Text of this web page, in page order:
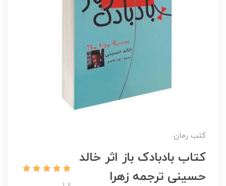
کتب رمان
کتاب بادبادک باز اثر خالد
حسینی ترجمه زهرا